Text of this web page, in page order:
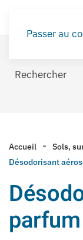
Passer au
Accueil Sols,
Désodorisant